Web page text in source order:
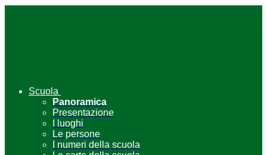
Scuola
Panoramica
Presentazione
I luoghi
Le persone
I numeri della scuola